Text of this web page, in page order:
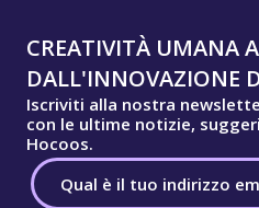
CREATIVITÀ UMANA
DALL'INNOVAZIONE
Iscriviti alla nostra
con le ultime notizie,
Hocoos.